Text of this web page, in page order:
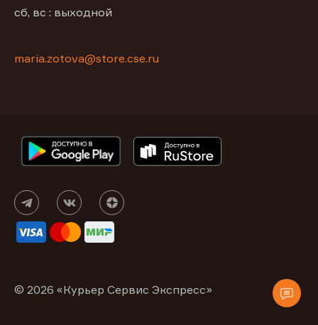
сб, вс : выходной
maria.zotova@store.cse.ru
© 2026 «Курьер Сервис Экспресс»